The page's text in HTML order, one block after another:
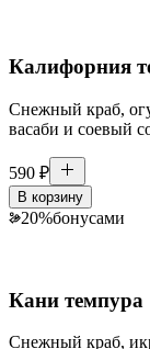
Калифорния
Снежный краб,
васаби и соевый
590 ₽
В корзину
20%бонусами
Кани темпура
Снежный краб,